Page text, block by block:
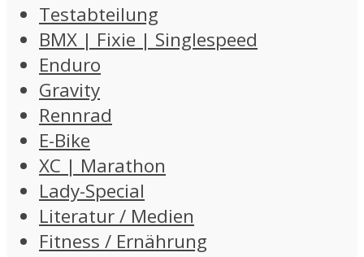
Testabteilung
BMX | Fixie | Singlespeed
Enduro
Gravity
Rennrad
E-Bike
XC | Marathon
Lady-Special
Literatur / Medien
Fitness / Ernährung